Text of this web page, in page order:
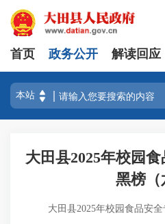
首页 政务公开 解读回应
大田县2025年校园
黑榜（
大田县2025年校园食品安